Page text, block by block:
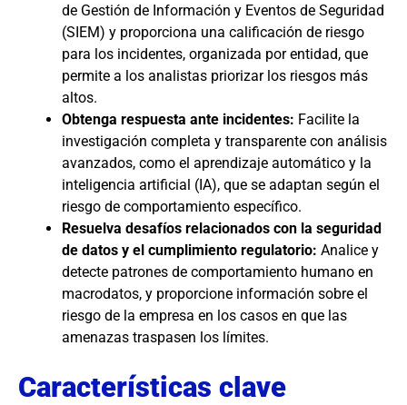
de Gestión de Información y Eventos de Seguridad
(SIEM) y proporciona una calificación de riesgo
para los incidentes, organizada por entidad, que
permite a los analistas priorizar los riesgos más
altos.
Obtenga respuesta ante incidentes: Facilite la
investigación completa y transparente con análisis
avanzados, como el aprendizaje automático y la
inteligencia artificial (IA), que se adaptan según el
riesgo de comportamiento específico.
Resuelva desafíos relacionados con la seguridad
de datos y el cumplimiento regulatorio: Analice y
detecte patrones de comportamiento humano en
macrodatos, y proporcione información sobre el
riesgo de la empresa en los casos en que las
amenazas traspasen los límites.
Características clave